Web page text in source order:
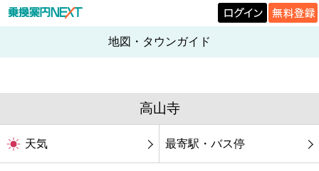
地図・タウンガイド
高山寺
天気 最寄駅・バス停